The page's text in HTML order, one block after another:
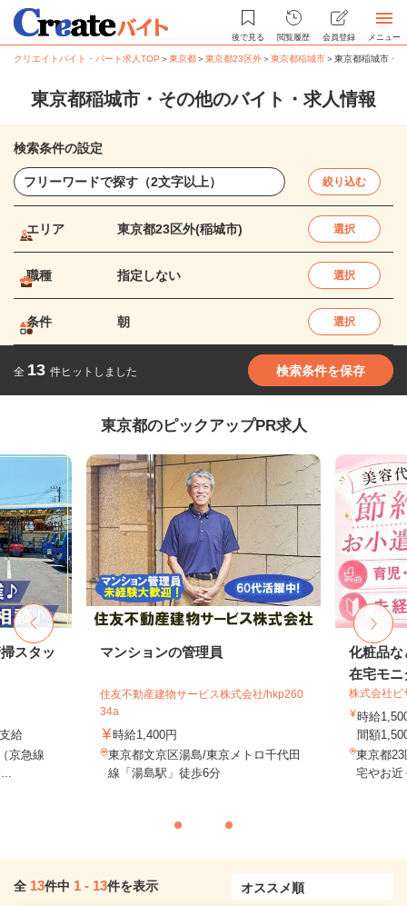
後で見る 閲覧履歴 会員登録 メニュー
クリエイトバイト・パート求人TOP ＞東京都＞東京都23区外＞東京都稲城市＞東京都稲城市・
東京都稲城市・その他のバイト・求人情報
検索条件の設定
絞り込む
エリア 東京都23区外(稲城市) 選択
職種 指定しない 選択
条件 朝 選択
全 13 件ヒットしました 検索条件を保存
東京都のピックアップPR求人
スタッ
給
京急線
マンションの管理員
住友不動産建物サービス株式会社/hkp260
34a
時給1,400円
東京都文京区湯島/東京メトロ千代田
線「湯島駅」徒歩6分
化粧品な
在宅モニ
株式会社ビ
時給
間額
東京都
宅やお近
全 13件中 1 - 13件を表示